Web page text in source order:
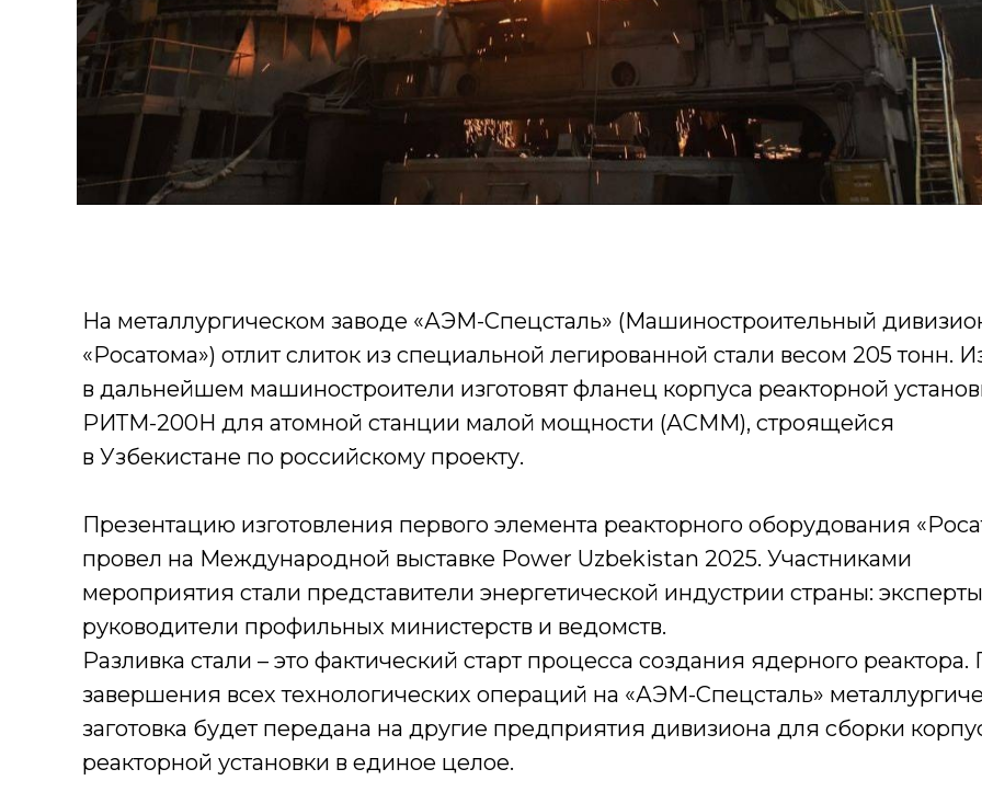
На металлургическом заводе «АЭМ-Спецсталь» (Машиностроительный
«Росатома») отлит слиток из специальной легированной стали весом 205 тонн.
в дальнейшем машиностроители изготовят фланец корпуса реакторной
РИТМ-200Н для атомной станции малой мощности (АСММ), строящейся
в Узбекистане по российскому проекту.
Презентацию изготовления первого элемента реакторного оборудования
провел на Международной выставке Power Uzbekistan 2025. Участниками
мероприятия стали представители энергетической индустрии страны:
руководители профильных министерств и ведомств.
Разливка стали – это фактический старт процесса создания ядерного реактора.
завершения всех технологических операций на «АЭМ-Спецсталь»
заготовка будет передана на другие предприятия дивизиона для сборки
реакторной установки в единое целое.